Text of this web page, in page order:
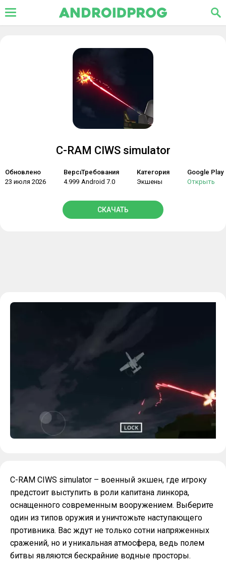
C-RAM CIWS simulator
Обновлено
23 июля 2026
Версия
4.999
Требования
Android 7.0
Категория
Экшены
Google Play
Открыть
СКАЧАТЬ
C-RAM CIWS simulator – военный экшен, где игроку
предстоит выступить в роли капитана линкора,
оснащенного современным вооружением. Выберите
один из типов оружия и уничтожьте наступающего
противника. Вас ждут не только сотни напряженных
сражений, но и уникальная атмосфера, ведь полем
битвы являются бескрайние водные просторы.